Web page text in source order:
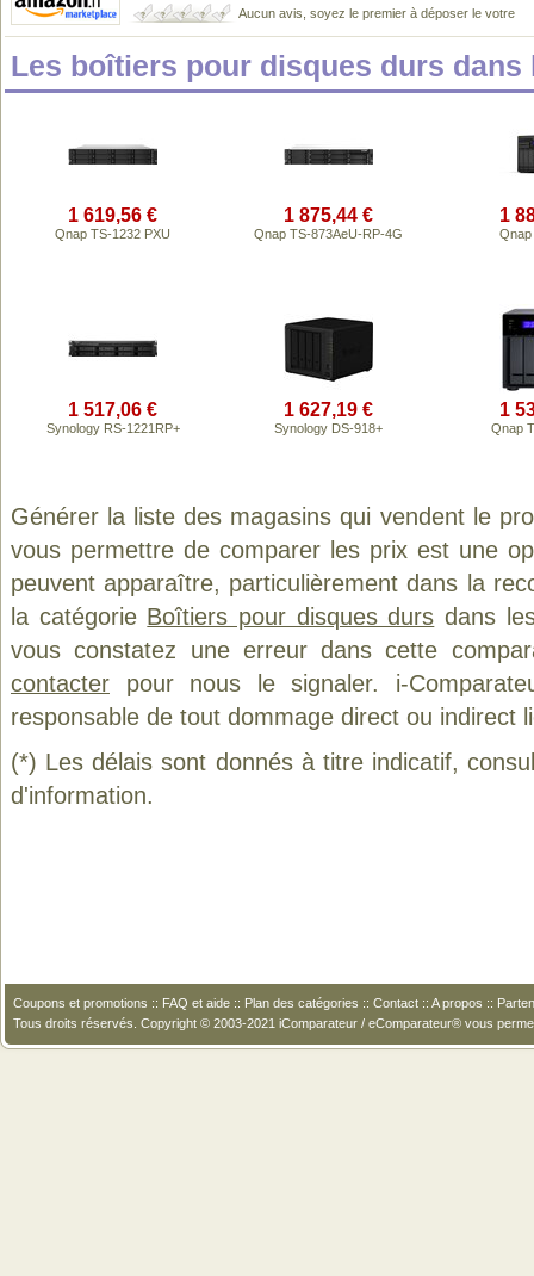
Aucun avis, soyez le premier à déposer le votre
Les boîtiers pour disques durs dans
1 619,56 €
Qnap TS-1232 PXU
1 875,44 €
Qnap TS-873AeU-RP-4G
1
Qnap
1 517,06 €
Synology RS-1221RP+
1 627,19 €
Synology DS-918+
1
Qnap
Générer la liste des magasins qui vendent le
vous permettre de comparer les prix est une
peuvent apparaître, particulièrement dans la
la catégorie Boîtiers pour disques durs dans
vous constatez une erreur dans cette
contacter pour nous le signaler. i-
responsable de tout dommage direct ou indirect
(*) Les délais sont donnés à titre indicatif,
d'information.
Coupons et promotions :: FAQ et aide :: Plan des catégories :: Contact :: A propos ::
Tous droits réservés. Copyright © 2003-2021 iComparateur / eComparateur® vous